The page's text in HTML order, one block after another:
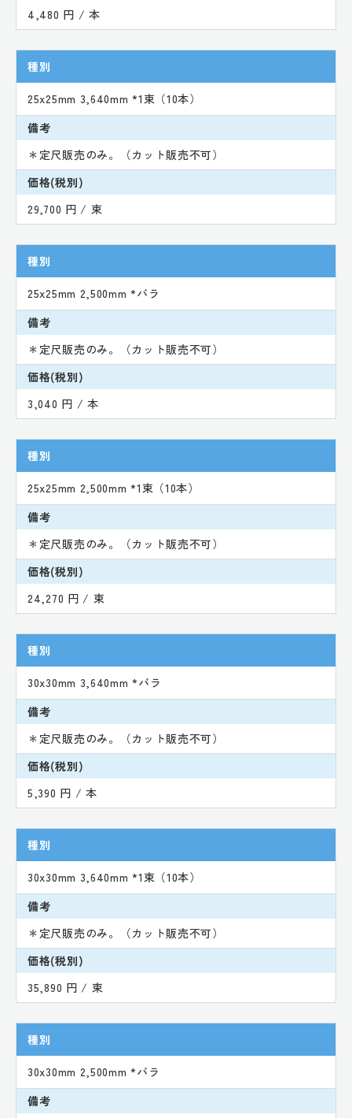
4,480 円 / 本
種別
25x25mm 3,640mm *1束（10本）
備考
＊定尺販売のみ。（カット販売不可）
価格(税別)
29,700 円 / 束
種別
25x25mm 2,500mm *バラ
備考
＊定尺販売のみ。（カット販売不可）
価格(税別)
3,040 円 / 本
種別
25x25mm 2,500mm *1束（10本）
備考
＊定尺販売のみ。（カット販売不可）
価格(税別)
24,270 円 / 束
種別
30x30mm 3,640mm *バラ
備考
＊定尺販売のみ。（カット販売不可）
価格(税別)
5,390 円 / 本
種別
30x30mm 3,640mm *1束（10本）
備考
＊定尺販売のみ。（カット販売不可）
価格(税別)
35,890 円 / 束
種別
30x30mm 2,500mm *バラ
備考